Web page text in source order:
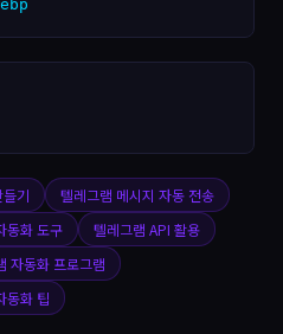
기
텔레그램 메시지 자동 전송
동화 도구
텔레그램 API 활용
자동화 프로그램
동화 팁